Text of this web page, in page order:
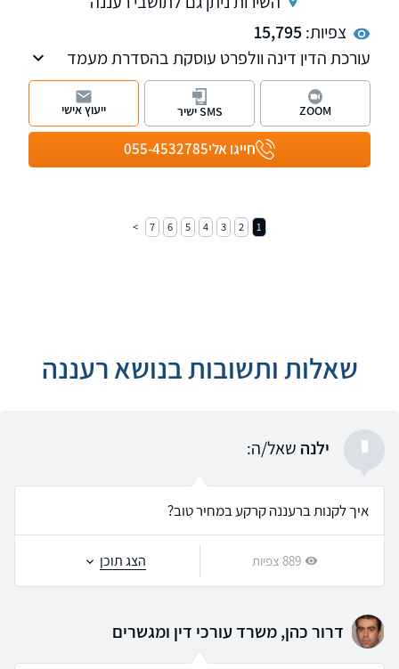
צפיות:15,795
עורכת הדין דינה וולפרט עוסקת בהסדרת מעמד
אזרחי בישראל, לרבות ייצוג בהליכי ערר על
החלטות משרד הפנים, אזרחות ישראלית, הסדרת
מעמד לבן זוג זר, אשרת עולה, אשרת ביקור, היתרי
עבודה ועוד.
חייגו אלי055-4532785
ZOOM SMS ישיר ייעוץ אישי
1
2
3
4
5
6
7
שאלות ותשובות בנושא רעננה
י ילנה שאל/ה:
איך לקנות ברעננה קרקע במחיר טוב?
889 צפיות הצג תוכן
דרור כהן, משרד עורכי דין ומגשרים